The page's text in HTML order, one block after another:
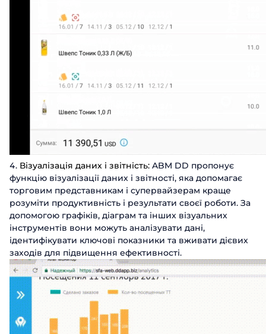
Візуалізація даних і звітність: ABM DD пропонує
функцію візуалізації даних і звітності, яка допомагає
торговим представникам і супервайзерам краще
розуміти продуктивність і результати своєї роботи. За
допомогою графіків, діаграм та інших візуальних
інструментів вони можуть аналізувати дані,
ідентифікувати ключові показники та вживати дієвих
заходів для підвищення ефективності.